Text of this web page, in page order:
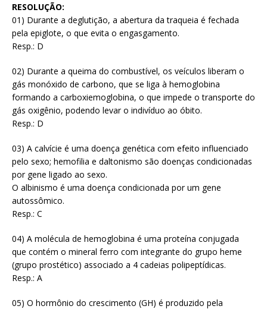
RESOLUÇÃO:
01) Durante a deglutição, a abertura da traqueia é fechada
pela epiglote, o que evita o engasgamento.
Resp.: D
02) Durante a queima do combustível, os veículos liberam o
gás monóxido de carbono, que se liga à hemoglobina
formando a carboxiemoglobina, o que impede o transporte do
gás oxigênio, podendo levar o indivíduo ao óbito.
Resp.: D
03) A calvície é uma doença genética com efeito influenciado
pelo sexo; hemofilia e daltonismo são doenças condicionadas
por gene ligado ao sexo.
O albinismo é uma doença condicionada por um gene
autossômico.
Resp.: C
04) A molécula de hemoglobina é uma proteína conjugada
que contém o mineral ferro com integrante do grupo heme
(grupo prostético) associado a 4 cadeias polipeptídicas.
Resp.: A
05) O hormônio do crescimento (GH) é produzido pela